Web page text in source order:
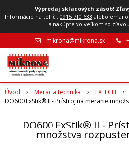
Výpredaj skladových zásob!
Informácie na tel. č.:0915 710 633 alebo
a nakúpte vo veľkom so zľavou
mikrona@mikrona.sk
Úvod Meracia technika EXTECH
DO600 ExStik® II - Prístroj na meranie
DO600 ExStik® II -
množstva